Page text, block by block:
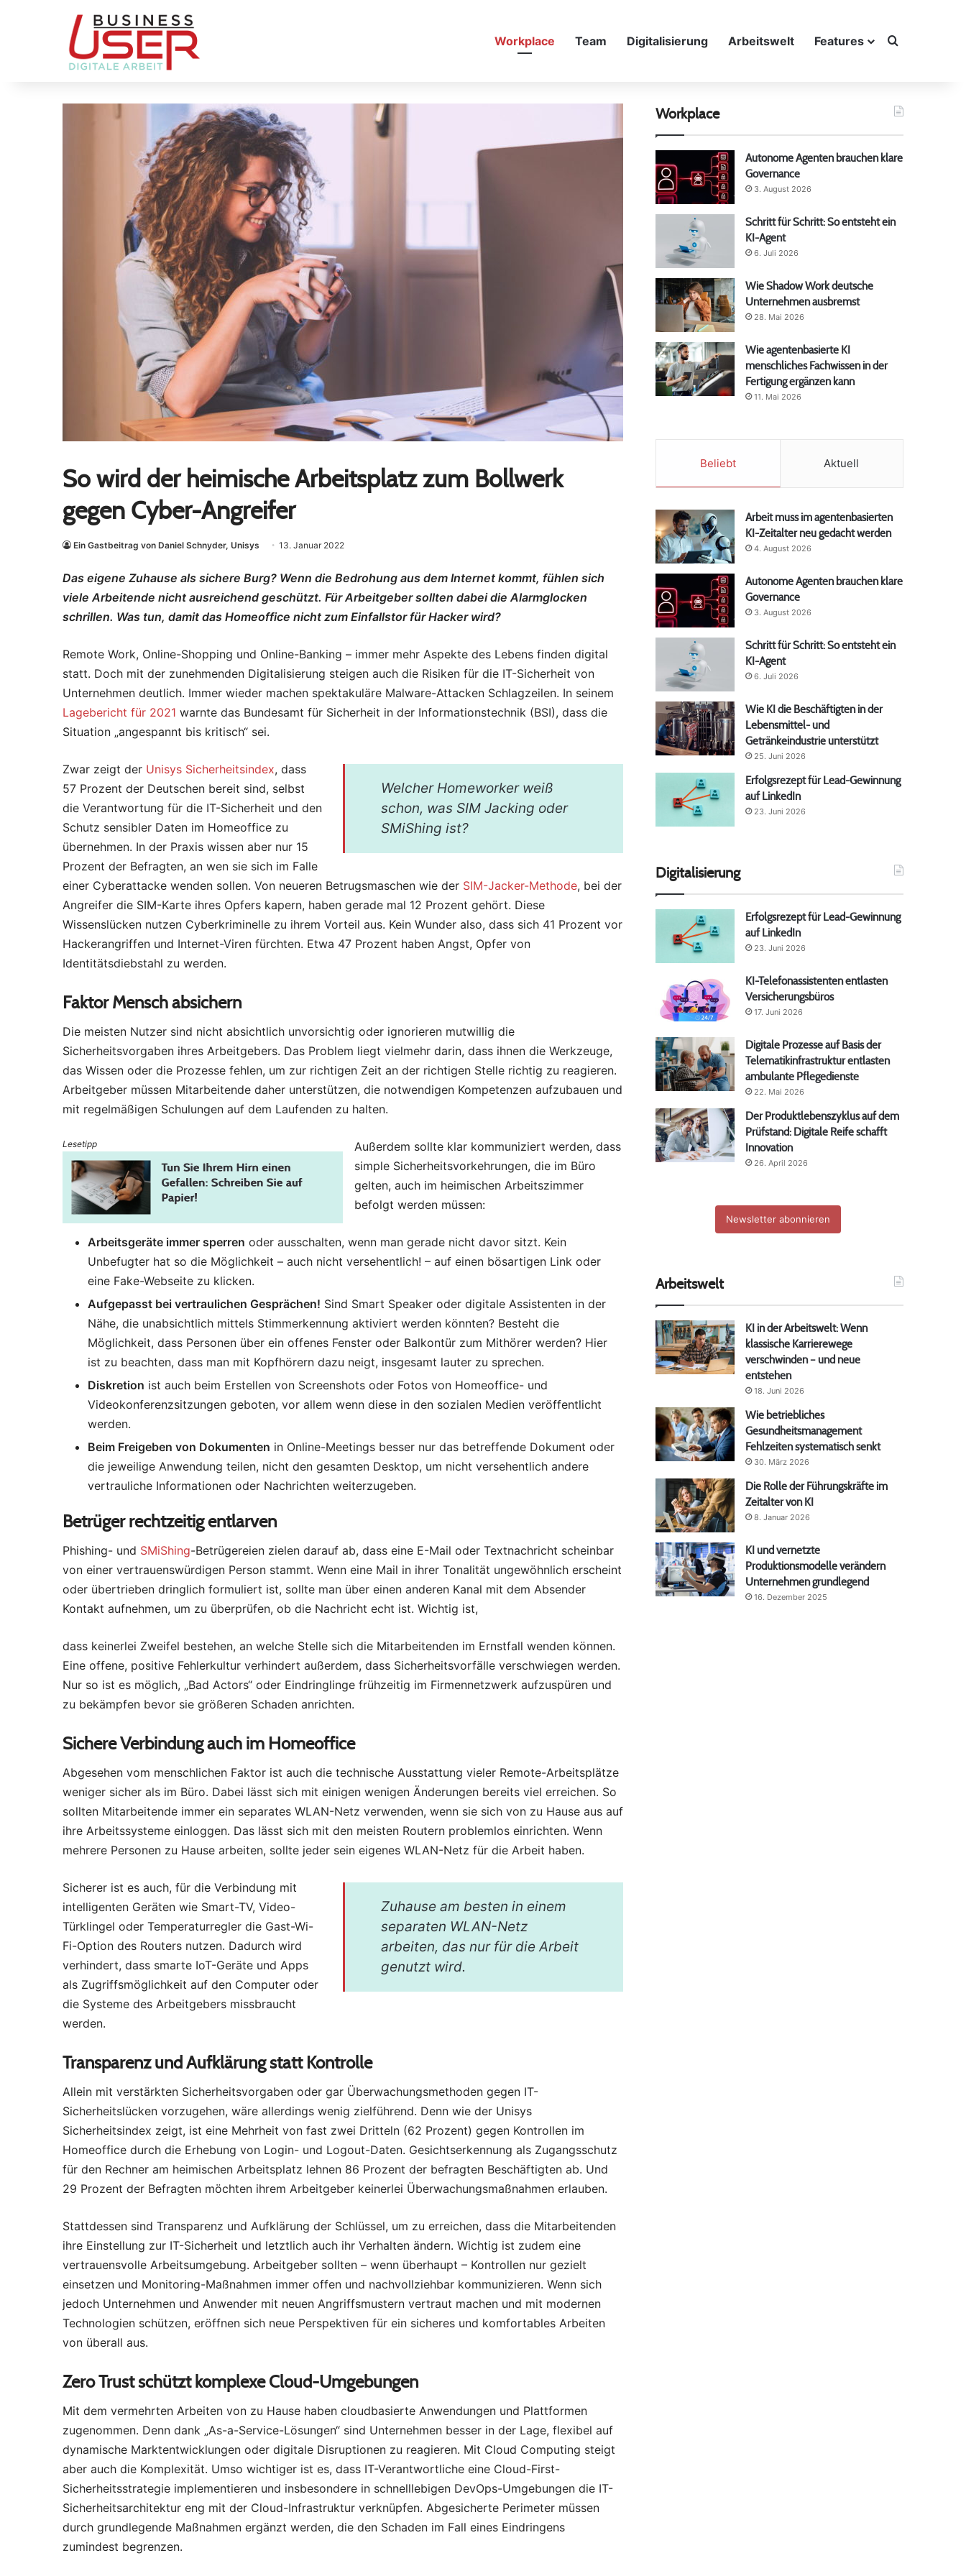
Workplace Team Digitalisierung Arbeitswelt Features Suche nach
So wird der heimische Arbeitsplatz zum Bollwerk
gegen Cyber-Angreifer
Ein Gastbeitrag von Daniel Schnyder, Unisys 13. Januar 2022
Das eigene Zuhause als sichere Burg? Wenn die Bedrohung aus dem Internet kommt, fühlen sich
viele Arbeitende nicht ausreichend geschützt. Für Arbeitgeber sollten dabei die Alarmglocken
schrillen. Was tun, damit das Homeoffice nicht zum Einfallstor für Hacker wird?
Remote Work, Online-Shopping und Online-Banking – immer mehr Aspekte des Lebens finden digital
statt. Doch mit der zunehmenden Digitalisierung steigen auch die Risiken für die IT-Sicherheit von
Unternehmen deutlich. Immer wieder machen spektakuläre Malware-Attacken Schlagzeilen. In seinem
Lagebericht für 2021 warnte das Bundesamt für Sicherheit in der Informationstechnik (BSI), dass die
Situation „angespannt bis kritisch“ sei.
Welcher Homeworker weiß
schon, was SIM Jacking oder
SMiShing ist?
Zwar zeigt der Unisys Sicherheitsindex, dass
57 Prozent der Deutschen bereit sind, selbst
die Verantwortung für die IT-Sicherheit und den
Schutz sensibler Daten im Homeoffice zu
übernehmen. In der Praxis wissen aber nur 15
Prozent der Befragten, an wen sie sich im Falle
einer Cyberattacke wenden sollen. Von neueren Betrugsmaschen wie der SIM-Jacker-Methode, bei der
Angreifer die SIM-Karte ihres Opfers kapern, haben gerade mal 12 Prozent gehört. Diese
Wissenslücken nutzen Cyberkriminelle zu ihrem Vorteil aus. Kein Wunder also, dass sich 41 Prozent vor
Hackerangriffen und Internet-Viren fürchten. Etwa 47 Prozent haben Angst, Opfer von
Identitätsdiebstahl zu werden.
Faktor Mensch absichern
Die meisten Nutzer sind nicht absichtlich unvorsichtig oder ignorieren mutwillig die
Sicherheitsvorgaben ihres Arbeitgebers. Das Problem liegt vielmehr darin, dass ihnen die Werkzeuge,
das Wissen oder die Prozesse fehlen, um zur richtigen Zeit an der richtigen Stelle richtig zu reagieren.
Arbeitgeber müssen Mitarbeitende daher unterstützen, die notwendigen Kompetenzen aufzubauen und
mit regelmäßigen Schulungen auf dem Laufenden zu halten.
Lesetipp
Außerdem sollte klar kommuniziert werden, dass
simple Sicherheitsvorkehrungen, die im Büro
gelten, auch im heimischen Arbeitszimmer
befolgt werden müssen:
Arbeitsgeräte immer sperren oder ausschalten, wenn man gerade nicht davor sitzt. Kein
Unbefugter hat so die Möglichkeit – auch nicht versehentlich! – auf einen bösartigen Link oder
eine Fake-Webseite zu klicken.
Aufgepasst bei vertraulichen Gesprächen! Sind Smart Speaker oder digitale Assistenten in der
Nähe, die unabsichtlich mittels Stimmerkennung aktiviert werden könnten? Besteht die
Möglichkeit, dass Personen über ein offenes Fenster oder Balkontür zum Mithörer werden? Hier
ist zu beachten, dass man mit Kopfhörern dazu neigt, insgesamt lauter zu sprechen.
Diskretion ist auch beim Erstellen von Screenshots oder Fotos von Homeoffice- und
Videokonferenzsitzungen geboten, vor allem wenn diese in den sozialen Medien veröffentlicht
werden.
Beim Freigeben von Dokumenten in Online-Meetings besser nur das betreffende Dokument oder
die jeweilige Anwendung teilen, nicht den gesamten Desktop, um nicht versehentlich andere
vertrauliche Informationen oder Nachrichten weiterzugeben.
Betrüger rechtzeitig entlarven
Phishing- und SMiShing-Betrügereien zielen darauf ab, dass eine E-Mail oder Textnachricht scheinbar
von einer vertrauenswürdigen Person stammt. Wenn eine Mail in ihrer Tonalität ungewöhnlich erscheint
oder übertrieben dringlich formuliert ist, sollte man über einen anderen Kanal mit dem Absender
Kontakt aufnehmen, um zu überprüfen, ob die Nachricht echt ist. Wichtig ist,
dass keinerlei Zweifel bestehen, an welche Stelle sich die Mitarbeitenden im Ernstfall wenden können.
Eine offene, positive Fehlerkultur verhindert außerdem, dass Sicherheitsvorfälle verschwiegen werden.
Nur so ist es möglich, „Bad Actors“ oder Eindringlinge frühzeitig im Firmennetzwerk aufzuspüren und
zu bekämpfen bevor sie größeren Schaden anrichten.
Sichere Verbindung auch im Homeoffice
Abgesehen vom menschlichen Faktor ist auch die technische Ausstattung vieler Remote-Arbeitsplätze
weniger sicher als im Büro. Dabei lässt sich mit einigen wenigen Änderungen bereits viel erreichen. So
sollten Mitarbeitende immer ein separates WLAN-Netz verwenden, wenn sie sich von zu Hause aus auf
ihre Arbeitssysteme einloggen. Das lässt sich mit den meisten Routern problemlos einrichten. Wenn
mehrere Personen zu Hause arbeiten, sollte jeder sein eigenes WLAN-Netz für die Arbeit haben.
Zuhause am besten in einem
separaten WLAN-Netz
arbeiten, das nur für die Arbeit
genutzt wird.
Sicherer ist es auch, für die Verbindung mit
intelligenten Geräten wie Smart-TV, Video-
Türklingel oder Temperaturregler die Gast-Wi-
Fi-Option des Routers nutzen. Dadurch wird
verhindert, dass smarte IoT-Geräte und Apps
als Zugriffsmöglichkeit auf den Computer oder
die Systeme des Arbeitgebers missbraucht
werden.
Transparenz und Aufklärung statt Kontrolle
Allein mit verstärkten Sicherheitsvorgaben oder gar Überwachungsmethoden gegen IT-
Sicherheitslücken vorzugehen, wäre allerdings wenig zielführend. Denn wie der Unisys
Sicherheitsindex zeigt, ist eine Mehrheit von fast zwei Dritteln (62 Prozent) gegen Kontrollen im
Homeoffice durch die Erhebung von Login- und Logout-Daten. Gesichtserkennung als Zugangsschutz
für den Rechner am heimischen Arbeitsplatz lehnen 86 Prozent der befragten Beschäftigten ab. Und
29 Prozent der Befragten möchten ihrem Arbeitgeber keinerlei Überwachungsmaßnahmen erlauben.
Stattdessen sind Transparenz und Aufklärung der Schlüssel, um zu erreichen, dass die Mitarbeitenden
ihre Einstellung zur IT-Sicherheit und letztlich auch ihr Verhalten ändern. Wichtig ist zudem eine
vertrauensvolle Arbeitsumgebung. Arbeitgeber sollten – wenn überhaupt – Kontrollen nur gezielt
einsetzen und Monitoring-Maßnahmen immer offen und nachvollziehbar kommunizieren. Wenn sich
jedoch Unternehmen und Anwender mit neuen Angriffsmustern vertraut machen und mit modernen
Technologien schützen, eröffnen sich neue Perspektiven für ein sicheres und komfortables Arbeiten
von überall aus.
Zero Trust schützt komplexe Cloud-Umgebungen
Mit dem vermehrten Arbeiten von zu Hause haben cloudbasierte Anwendungen und Plattformen
zugenommen. Denn dank „As-a-Service-Lösungen“ sind Unternehmen besser in der Lage, flexibel auf
dynamische Marktentwicklungen oder digitale Disruptionen zu reagieren. Mit Cloud Computing steigt
aber auch die Komplexität. Umso wichtiger ist es, dass IT-Verantwortliche eine Cloud-First-
Sicherheitsstrategie implementieren und insbesondere in schnelllebigen DevOps-Umgebungen die IT-
Sicherheitsarchitektur eng mit der Cloud-Infrastruktur verknüpfen. Abgesicherte Perimeter müssen
durch grundlegende Maßnahmen ergänzt werden, die den Schaden im Fall eines Eindringens
zumindest begrenzen.
Workplace
Autonome Agenten brauchen klare
Governance
3. August 2026
Schritt für Schritt: So entsteht ein
KI-Agent
6. Juli 2026
Wie Shadow Work deutsche
Unternehmen ausbremst
28. Mai 2026
Wie agentenbasierte KI
menschliches Fachwissen in der
Fertigung ergänzen kann
11. Mai 2026
Beliebt Aktuell
Arbeit muss im agentenbasierten
KI-Zeitalter neu gedacht werden
4. August 2026
Autonome Agenten brauchen klare
Governance
3. August 2026
Schritt für Schritt: So entsteht ein
KI-Agent
6. Juli 2026
Wie KI die Beschäftigten in der
Lebensmittel- und
Getränkeindustrie unterstützt
25. Juni 2026
Erfolgsrezept für Lead-Gewinnung
auf LinkedIn
23. Juni 2026
Digitalisierung
Erfolgsrezept für Lead-Gewinnung
auf LinkedIn
23. Juni 2026
KI-Telefonassistenten entlasten
Versicherungsbüros
17. Juni 2026
Digitale Prozesse auf Basis der
Telematikinfrastruktur entlasten
ambulante Pflegedienste
22. Mai 2026
Der Produktlebenszyklus auf dem
Prüfstand: Digitale Reife schafft
Innovation
26. April 2026
Newsletter abonnieren
Arbeitswelt
KI in der Arbeitswelt: Wenn
klassische Karrierewege
verschwinden – und neue
entstehen
18. Juni 2026
Wie betriebliches
Gesundheitsmanagement
Fehlzeiten systematisch senkt
30. März 2026
Die Rolle der Führungskräfte im
Zeitalter von KI
8. Januar 2026
KI und vernetzte
Produktionsmodelle verändern
Unternehmen grundlegend
16. Dezember 2025